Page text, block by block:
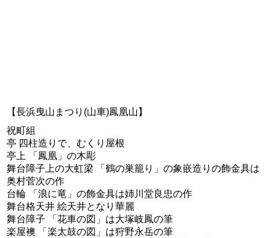
【長浜曳山まつり(山車)鳳凰山】
祝町組
亭 四柱造りで、むくり屋根
亭上 「鳳凰」の木彫
舞台障子上の大虹梁 「鶴の巣籠り」の象嵌造りの飾金具は
奥村菅次の作
台輪 「浪に竜」の飾金具は姉川堂良忠の作
舞台格天井 絵天井となり華麗
舞台障子 「花車の図」は大塚岐鳳の筆
楽屋襖 「楽太鼓の図」は狩野永岳の筆